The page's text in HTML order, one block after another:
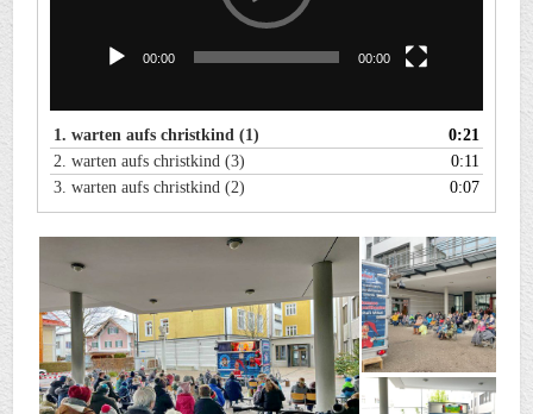
00:00 00:00
1.warten aufs christkind (1)
0:21
2.warten aufs christkind (3)
0:11
3.warten aufs christkind (2) 0:07